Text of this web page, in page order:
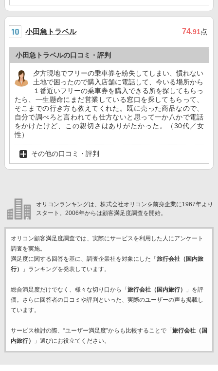
小田急トラベル 74.91点
小田急トラベルの口コミ・評判
夕方現地でフリーの乗車券を紛失してしまい、慣れない
土地で困ったので購入店舗に電話して、今いる場所から
１番近いフリーの乗車券を購入できる所を探してもらっ
たら、一生懸命にまだ営業している窓口を探してもらって、
そこまでの行き方も教えてくれた。既に売った商品なので、
自分で調べろと言われても仕方ないと思って一か八かで電話
をかけたけど、この親切さはありがたかった。（30代／女
性）
その他の口コミ・評判
オリコンランキングは、株式会社オリコンを前身企業に1967年より
スタート。2006年からは顧客満足度調査を開始。
オリコン顧客満足度調査では、実際にサービスを利用した 人にアンケート
調査を実施。
満足度に関する回答を基に、調査企業社を対象にした「 旅行会社（国内旅
行）
」ランキングを発表しています。
総合満足度だけでなく、様々な切り口から「 旅行会社（国内旅行）
」を評
価。さらに回答者の口コミや評判といった、実際のユーザーの声も掲載し
ています。
サービス検討の際、“ユーザー満足度”からも比較することで「 旅行会社（国
内旅行）
」選びにお役立てください。